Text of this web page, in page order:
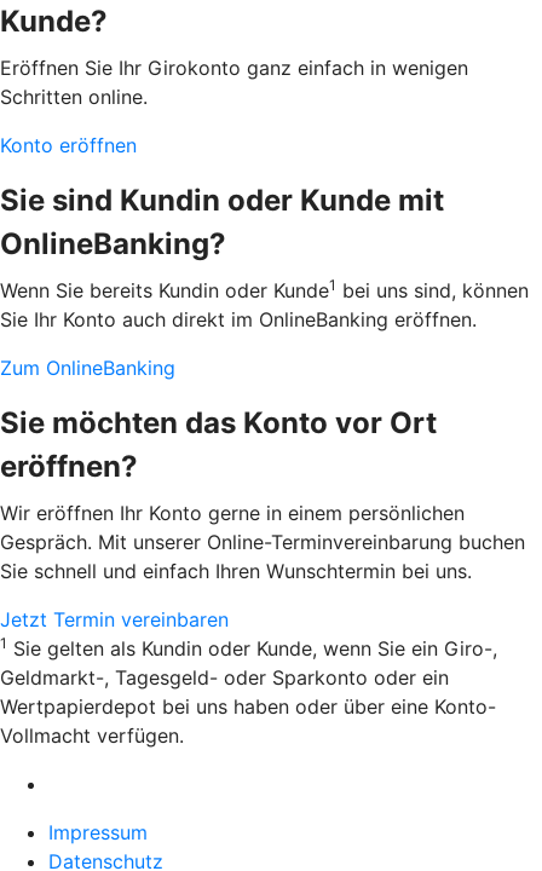
Kunde?
Eröffnen Sie Ihr Girokonto ganz einfach in wenigen
Schritten online.
Konto eröffnen
Sie sind Kundin oder Kunde mit
OnlineBanking?
Wenn Sie bereits Kundin oder Kunde1 bei uns sind, können
Sie Ihr Konto auch direkt im OnlineBanking eröffnen.
Zum OnlineBanking
Sie möchten das Konto vor Ort
eröffnen?
Wir eröffnen Ihr Konto gerne in einem persönlichen
Gespräch. Mit unserer Online-Terminvereinbarung buchen
Sie schnell und einfach Ihren Wunschtermin bei uns.
Jetzt Termin vereinbaren
1 Sie gelten als Kundin oder Kunde, wenn Sie ein Giro-,
Geldmarkt-, Tagesgeld- oder Sparkonto oder ein
Wertpapierdepot bei uns haben oder über eine Konto-
Vollmacht verfügen.
Impressum
Datenschutz